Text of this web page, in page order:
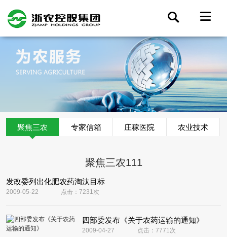
聚焦三农 专家信箱 庄稼医院 农业技术
聚焦三农111
发改委列出化肥农药淘汰目标
2009-05-22 点击：7231次
四部委发布《关于农药运输的通知》
2009-04-27 点击：7771次